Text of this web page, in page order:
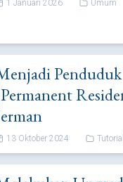
1 Januari 2026 Umum
13 Oktober 2024 Tutorial